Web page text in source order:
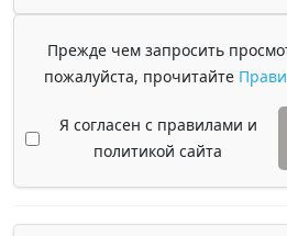
Прежде чем запросить
пожалуйста, прочитайте
Я согласен с правилами и
политикой сайта